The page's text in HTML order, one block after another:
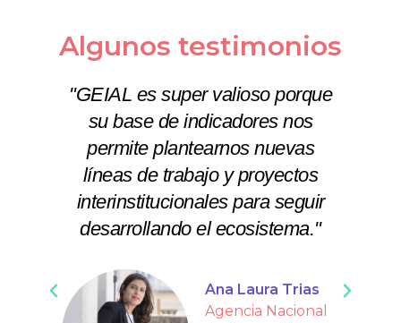
Algunos testimonios
"GEIAL es super valioso porque
su base de indicadores nos
permite plantearnos nuevas
líneas de trabajo y proyectos
interinstitucionales para seguir
desarrollando el ecosistema."
Ana Laura Trias
Agencia Nacional